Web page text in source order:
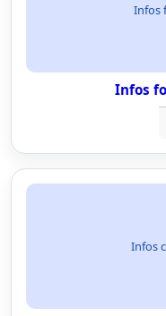
Infos
Infos
Infos